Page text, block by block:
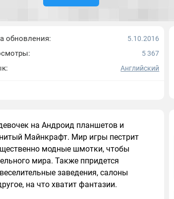
обновления: 5.10.2016
5 367
Английский
на Андроид планшетов и
Майнкрафт. Мир игры пестрит
модные шмотки, чтобы
мира. Также ппридется
заведения, салоны
на что хватит фантазии.